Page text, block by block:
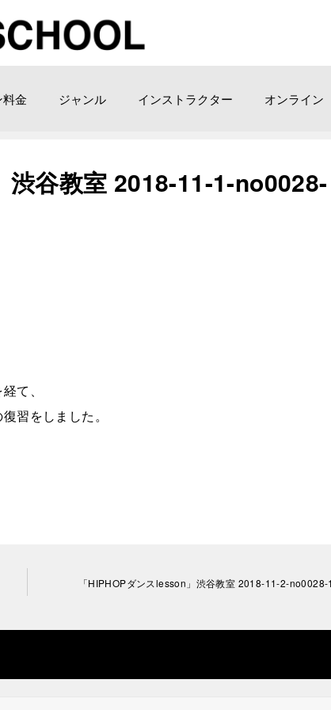
金 ジャンル インストラクター オンライン
渋谷教室 2018-11-1-­no0028-
て、
習をしました。
「HIPHOPダンスlesson」渋谷教室 2018-11-2-­